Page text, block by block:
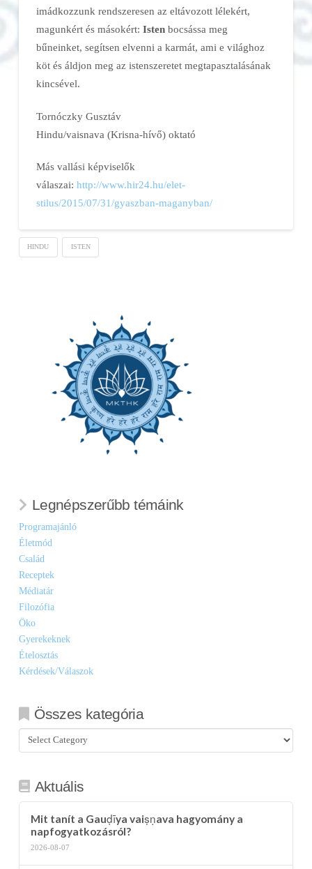
imádkozzunk rendszeresen az eltávozott lélekért,
magunkért és másokért: Istenbocsássa meg
bűneinket, segítsen elvenni a karmát, ami e világhoz
köt és áldjon meg az istenszeretet megtapasztalásának
kincsével.
Tornóczky Gusztáv
Hindu/vaisnava (Krisna-hívő) oktató
Más vallási képviselők
válaszai: http://www.hir24.hu/elet-
stilus/2015/07/31/gyaszban-maganyban/
HINDU ISTEN
Legnépszerűbb témáink
Programajánló
Életmód
Család
Receptek
Médiatár
Filozófia
Öko
Gyerekeknek
Ételosztás
Kérdések/Válaszok
Összes kategória
Összes
kategória
Aktuális
Mit tanít a Gauḍīya vaiṣṇava hagyomány a
napfogyatkozásról?
2026-08-07